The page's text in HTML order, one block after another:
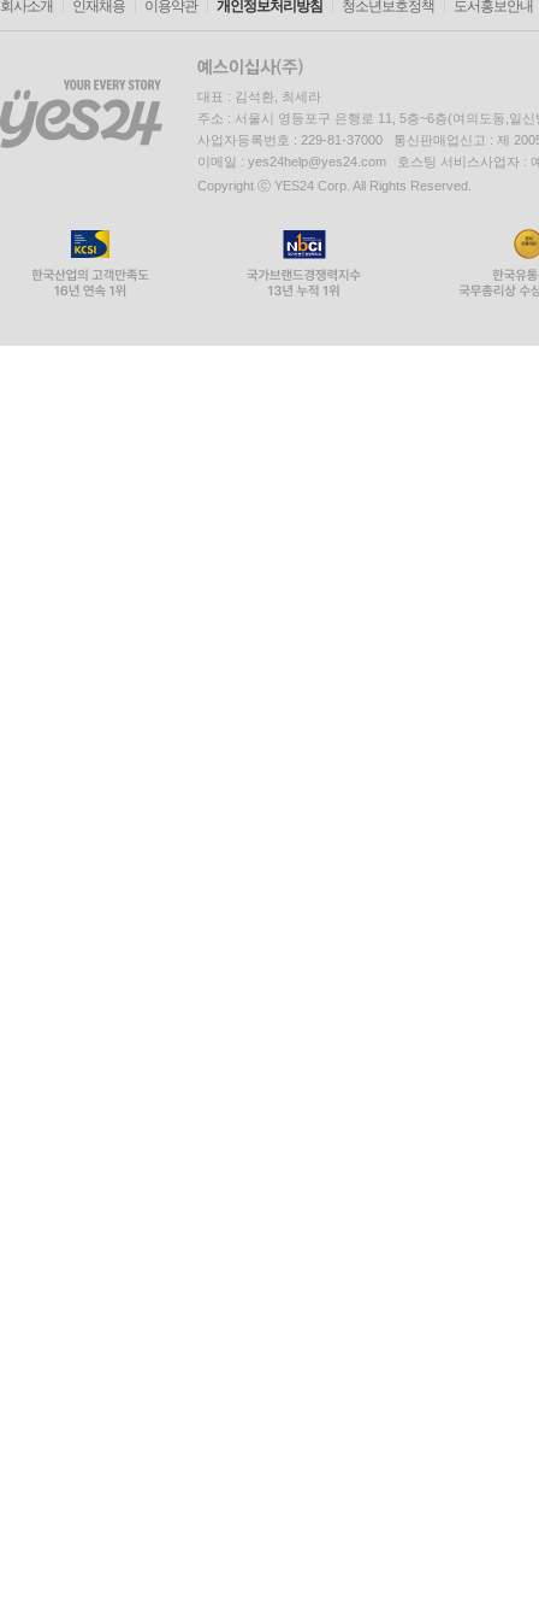
회사소개 인재채용 이용약관 개인정보처리방침 청소년보호정책 도서홍보안내
대표 : 김석환, 최세라
주소 : 서울시 영등포구 은행로 11, 5층~6층(여의도동,일신
사업자등록번호 : 229-81-37000 통신판매업신고 : 제
이메일 : yes24help@yes24.com 호스팅 서비스사업자 :
Copyright ⓒ YES24 Corp. All Rights Reserved.